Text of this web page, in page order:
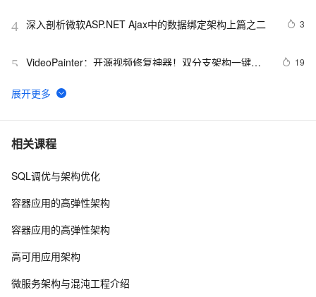
4 深入剖析微软ASP.NET Ajax中的数据绑定架构上篇之二 3
5 VideoPainter：开源视频修复神器！双分支架构一键修
19
6 基于 Serverless 架构的 CI/CD 框架：Serverless-cd
7 交易所开发核心架构拆解与流程图
8 Flutter Provider状态管理---MVVM架构实战
10基于 Serverless 架构的头像漫画风处理小程序
相关课程
SQL调优与架构优化
容器应用的高弹性架构
容器应用的高弹性架构
高可用应用架构
微服务架构与混沌工程介绍